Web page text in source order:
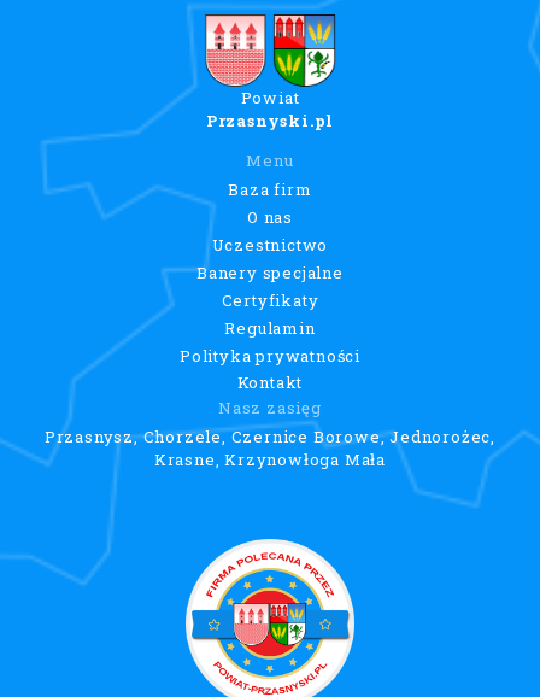
Powiat
Przasnyski.pl
Menu
Baza firm
O nas
Uczestnictwo
Banery specjalne
Certyfikaty
Regulamin
Polityka prywatności
Kontakt
Nasz zasięg
Przasnysz, Chorzele, Czernice Borowe, Jednorożec,
Krasne, Krzynowłoga Mała